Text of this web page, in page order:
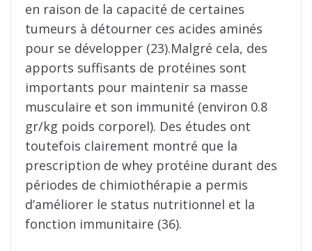
en raison de la capacité de certaines
tumeurs à détourner ces acides aminés
pour se développer (23).Malgré cela, des
apports suffisants de protéines sont
importants pour maintenir sa masse
musculaire et son immunité (environ 0.8
gr/kg poids corporel). Des études ont
toutefois clairement montré que la
prescription de whey protéine durant des
périodes de chimiothérapie a permis
d’améliorer le status nutritionnel et la
fonction immunitaire (36).